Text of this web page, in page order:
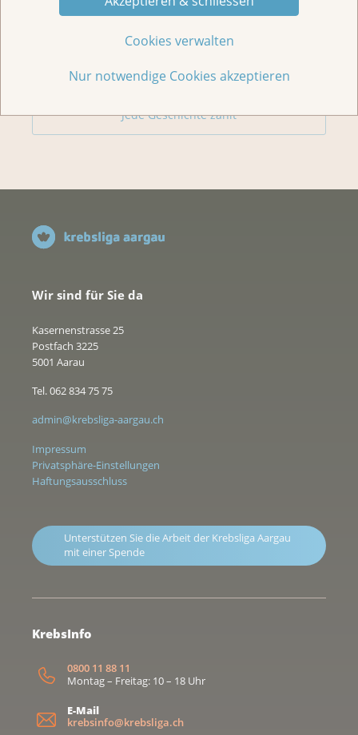
Cookies verwalten
Nur notwendige Cookies akzeptieren
Über uns
Spenden
Jede Geschichte zählt
Wir sind für Sie da
Kasernenstrasse 25
Postfach 3225
5001 Aarau
Tel. 062 834 75 75
admin@krebsliga-aargau.ch
Impressum
Privatsphäre-Einstellungen
Haftungsausschluss
Unterstützen Sie die Arbeit der Krebsliga Aargau
mit einer Spende
KrebsInfo
0800 11 88 11
Montag – Freitag: 10 – 18 Uhr
E-Mail
krebsinfo@krebsliga.ch